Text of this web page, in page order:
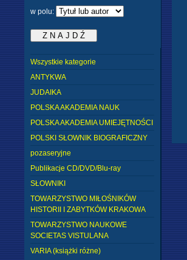
w polu:
Wszystkie kategorie
ANTYKWA
JUDAIKA
POLSKA AKADEMIA NAUK
POLSKA AKADEMIA UMIEJĘTNOŚCI
POLSKI SŁOWNIK BIOGRAFICZNY
pozaseryjne
Publikacje CD/DVD/Blu-ray
SŁOWNIKI
TOWARZYSTWO MIŁOŚNIKÓW
HISTORII I ZABYTKÓW KRAKOWA
TOWARZYSTWO NAUKOWE
SOCIETAS VISTULANA
VARIA (książki różne)